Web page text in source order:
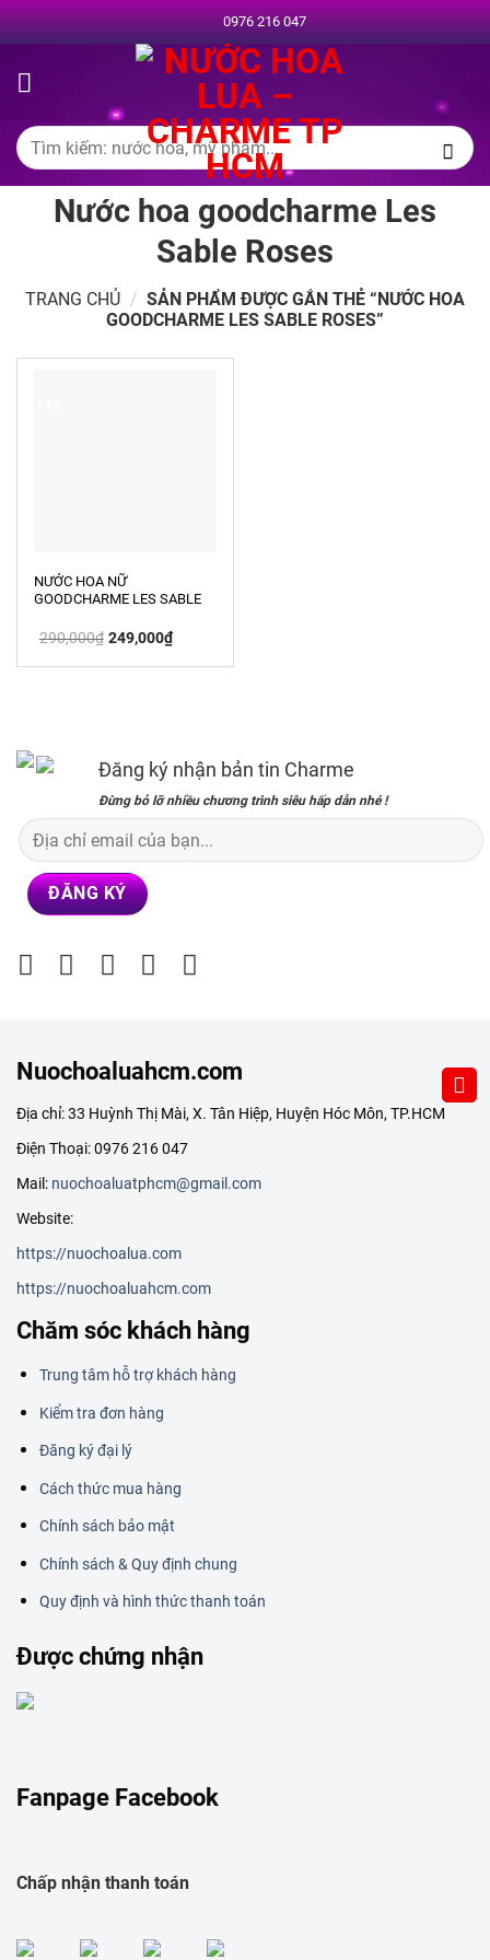
Chuyển
đến
dung
0976 216 047
Tìm
kiếm:
Nước hoa goodcharme Les
Sable Roses
TRANG CHỦ / SẢN PHẨM ĐƯỢC GẮN THẺ “NƯỚC HOA
GOODCHARME LES SABLE ROSES”
NƯỚC HOA NỮ
GOODCHARME LES SABLE
290,000₫ Giá
gốc
249,000₫Giá
hiện
Đăng ký nhận bản tin Charme
Đừng bỏ lỡ nhiều chương trình siêu hấp dẫn nhé !
Nuochoaluahcm.com
Địa chỉ: 33 Huỳnh Thị Mài, X. Tân Hiệp, Huyện Hóc Môn, TP.HCM
Điện Thoại: 0976 216 047
Mail: nuochoaluatphcm@gmail.com
Website:
https://nuochoalua.com
https://nuochoaluahcm.com
Chăm sóc khách hàng
Trung tâm hỗ trợ khách hàng
Kiểm tra đơn hàng
Đăng ký đại lý
Cách thức mua hàng
Chính sách bảo mật
Chính sách & Quy định chung
Quy định và hình thức thanh toán
Được chứng nhận
Fanpage Facebook
Chấp nhận thanh toán